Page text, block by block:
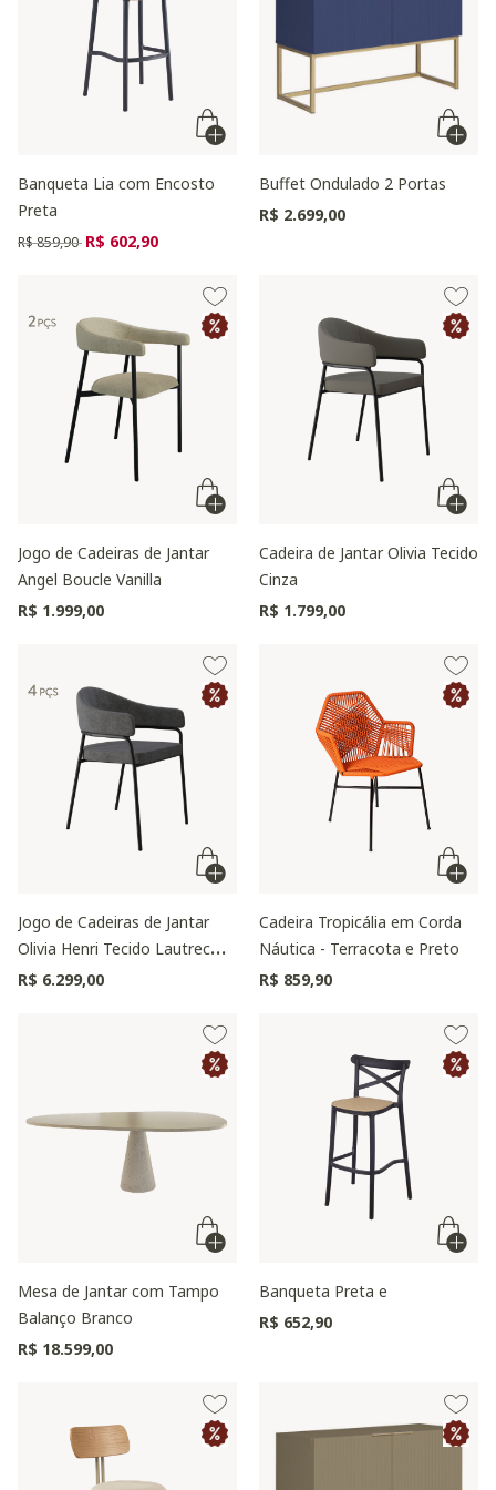
Banqueta Lia com Encosto
Preta
Preço reduzido de
R$ 859,90 para
R$ 602,90
Buffet Ondulado 2 Portas
R$ 2.699,00
Jogo de Cadeiras de Jantar
Angel Boucle Vanilla
R$ 1.999,00
Cadeira de Jantar Olivia Tecido
Cinza
R$ 1.799,00
Jogo de Cadeiras de Jantar
Olivia Henri Tecido Lautrec
Cinza
R$ 6.299,00
Cadeira Tropicália em Corda
Náutica - Terracota e Preto
R$ 859,90
Mesa de Jantar com Tampo
Balanço Branco
R$ 18.599,00
Banqueta Preta e
R$ 652,90